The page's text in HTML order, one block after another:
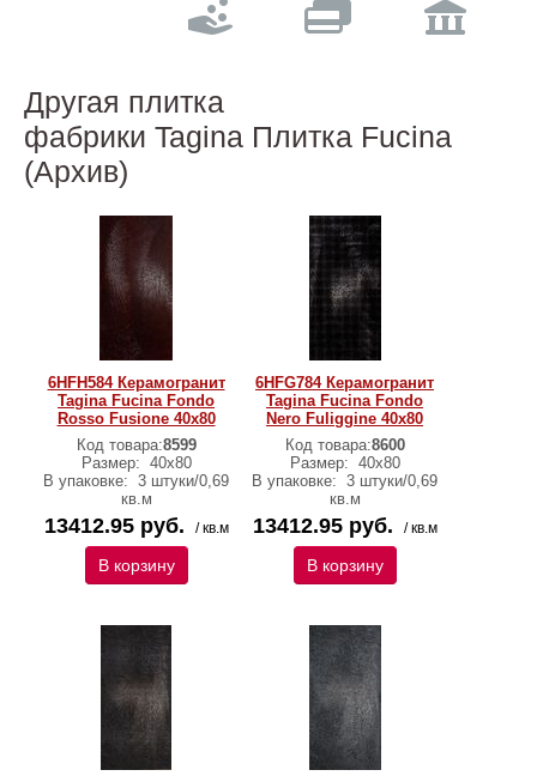
Другая плитка
фабрики Tagina Плитка Fucina
(Архив)
6HFH584 Керамогранит
Tagina Fucina Fondo
Rosso Fusione 40x80
Код товара:8599
Размер: 40x80
В упаковке: 3 штуки/0,69
кв.м
13412.95 руб. / кв.м
В корзину
6HFG784 Керамогранит
Tagina Fucina Fondo
Nero Fuliggine 40x80
Код товара:8600
Размер: 40x80
В упаковке: 3 штуки/0,69
кв.м
13412.95 руб. / кв.м
В корзину